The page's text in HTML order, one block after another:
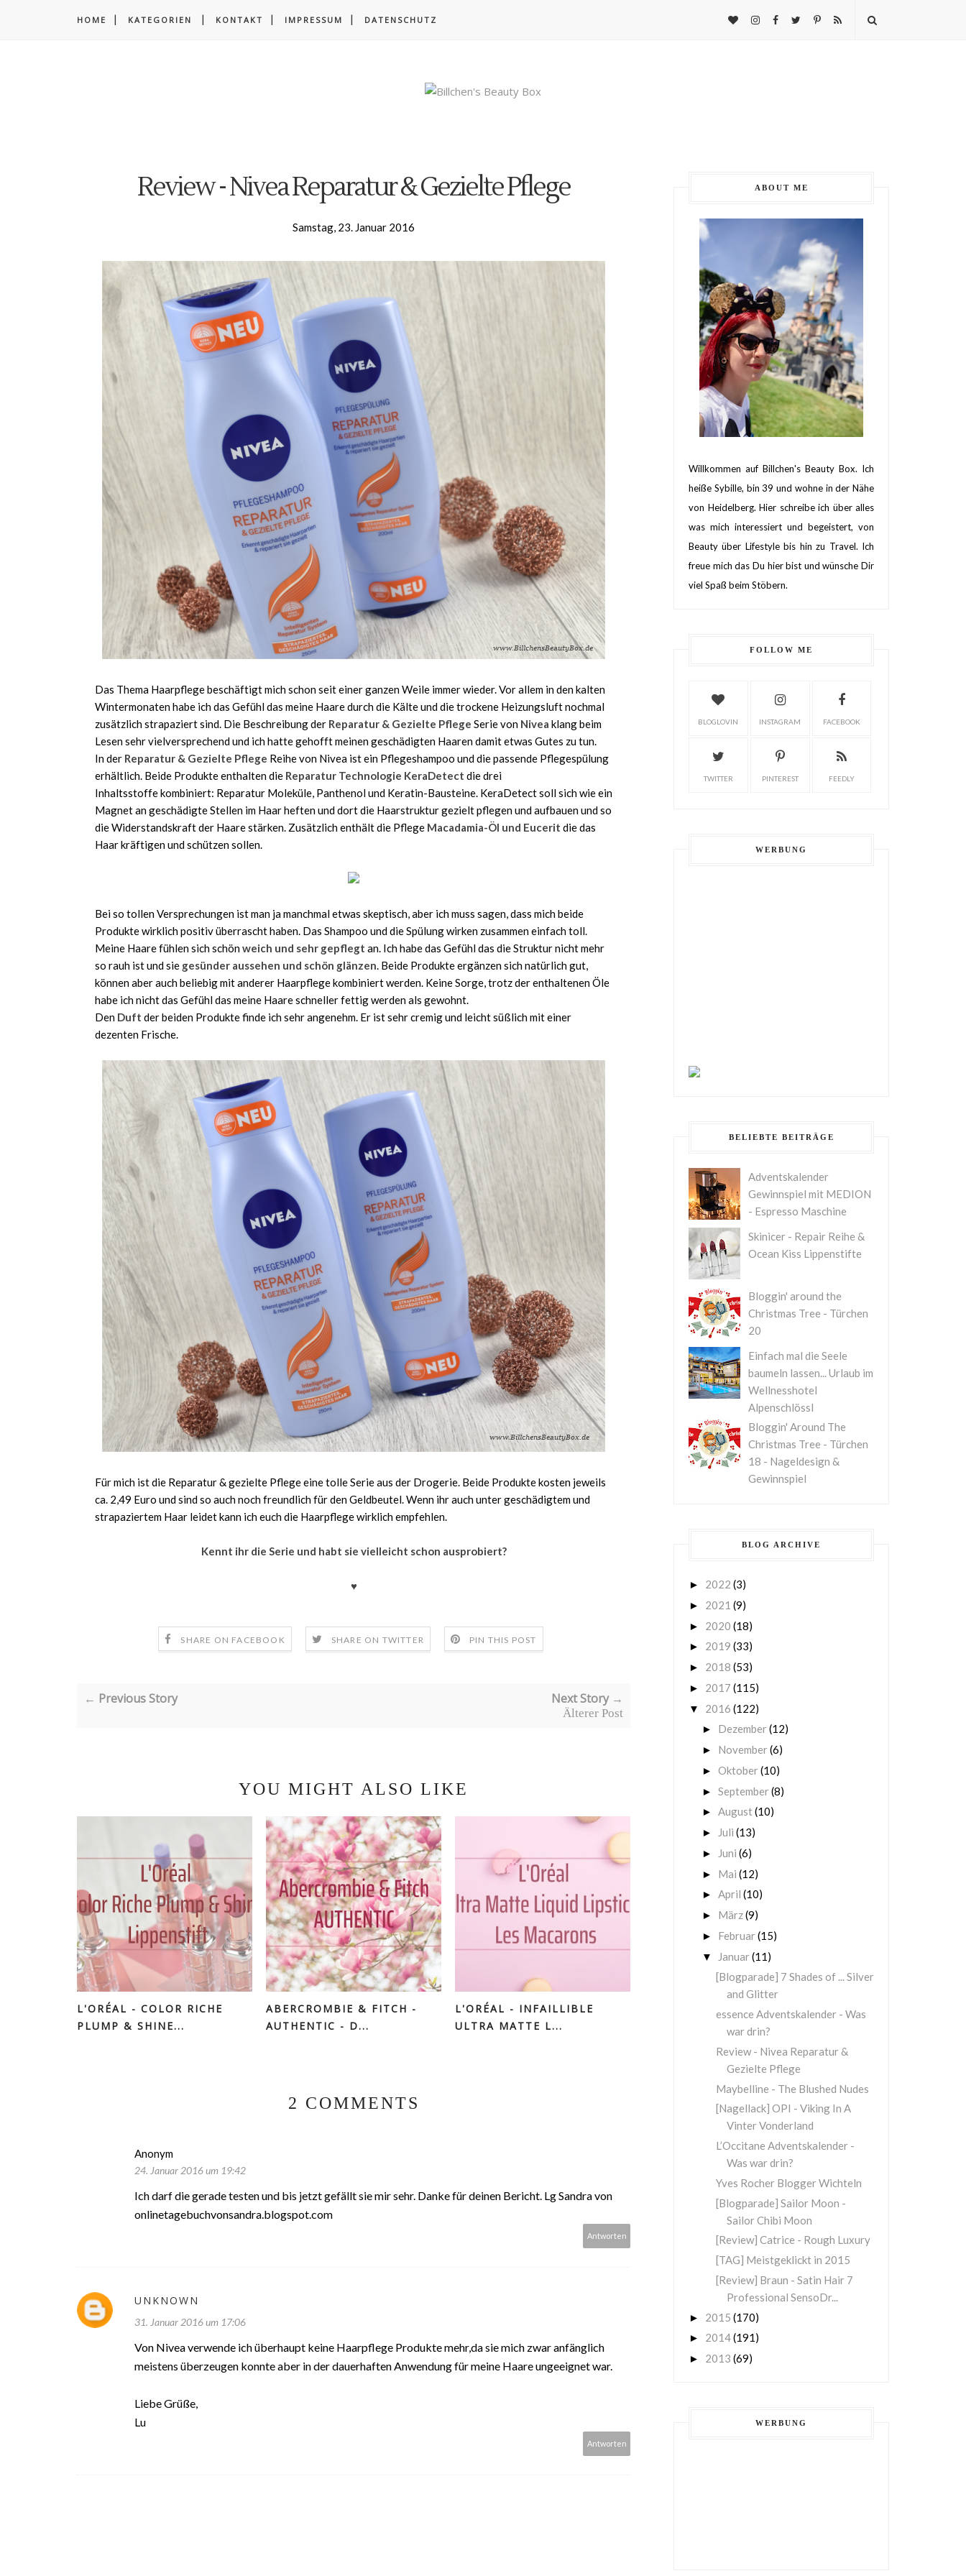
HOME KATEGORIEN KONTAKT IMPRESSUM DATENSCHUTZ
Review - Nivea Reparatur & Gezielte Pflege
Samstag, 23. Januar 2016
Das Thema Haarpflege beschäftigt mich schon seit einer ganzen Weile immer wieder. Vor allem in den kalten
Wintermonaten habe ich das Gefühl das meine Haare durch die Kälte und die trockene Heizungsluft nochmal
zusätzlich strapaziert sind. Die Beschreibung der Reparatur & Gezielte Pflege Serie von Nivea klang beim
Lesen sehr vielversprechend und ich hatte gehofft meinen geschädigten Haaren damit etwas Gutes zu tun.
In der Reparatur & Gezielte Pflege Reihe von Nivea ist ein Pflegeshampoo und die passende Pflegespülung
erhältlich. Beide Produkte enthalten die Reparatur Technologie KeraDetect die drei
Inhaltsstoffe kombiniert: Reparatur Moleküle, Panthenol und Keratin-Bausteine. KeraDetect soll sich wie ein
Magnet an geschädigte Stellen im Haar heften und dort die Haarstruktur gezielt pflegen und aufbauen und so
die Widerstandskraft der Haare stärken. Zusätzlich enthält die Pflege Macadamia-Öl und Eucerit die das
Haar kräftigen und schützen sollen.
Bei so tollen Versprechungen ist man ja manchmal etwas skeptisch, aber ich muss sagen, dass mich beide
Produkte wirklich positiv überrascht haben. Das Shampoo und die Spülung wirken zusammen einfach toll.
Meine Haare fühlen sich schönweich und sehr gepflegt an. Ich habe das Gefühl das die Struktur nicht mehr
so rauh ist und sie gesünder aussehen und schön glänzen. Beide Produkte ergänzen sich natürlich gut,
können aber auch beliebig mit anderer Haarpflege kombiniert werden. Keine Sorge, trotz der enthaltenen Öle
habe ich nicht das Gefühl das meine Haare schneller fettig werden als gewohnt.
Den Duft der beiden Produkte finde ich sehr angenehm. Er ist sehr cremig und leicht süßlich mit einer
dezenten Frische.
Für mich ist die Reparatur & gezielte Pflege eine tolle Serie aus der Drogerie. Beide Produkte kosten jeweils
ca. 2,49 Euro und sind so auch noch freundlich für den Geldbeutel. Wenn ihr auch unter geschädigtem und
strapaziertem Haar leidet kann ich euch die Haarpflege wirklich empfehlen.
Kennt ihr die Serie und habt sie vielleicht schon ausprobiert?
♥
SHARE ON FACEBOOK SHARE ON TWITTER PIN THIS POST
← Previous Story Next Story →
Älterer Post
YOU MIGHT ALSO LIKE
L'ORÉAL - COLOR RICHE
PLUMP & SHINE...
ABERCROMBIE & FITCH -
AUTHENTIC - D...
L'ORÉAL - INFAILLIBLE
ULTRA MATTE L...
2 COMMENTS
Anonym
24. Januar 2016 um 19:42
Ich darf die gerade testen und bis jetzt gefällt sie mir sehr. Danke für deinen Bericht. Lg Sandra von
onlinetagebuchvonsandra.blogspot.com
Antworten
UNKNOWN
31. Januar 2016 um 17:06
Von Nivea verwende ich überhaupt keine Haarpflege Produkte mehr,da sie mich zwar anfänglich
meistens überzeugen konnte aber in der dauerhaften Anwendung für meine Haare ungeeignet war.
Liebe Grüße,
Lu
Antworten
ABOUT ME
Willkommen auf Billchen's Beauty Box. Ich
heiße Sybille, bin 39 und wohne in der Nähe
von Heidelberg. Hier schreibe ich über alles
was mich interessiert und begeistert, von
Beauty über Lifestyle bis hin zu Travel. Ich
freue mich das Du hier bist und wünsche Dir
viel Spaß beim Stöbern.
FOLLOW ME
BLOGLOVIN INSTAGRAM FACEBOOK
TWITTER PINTEREST FEEDLY
WERBUNG
BELIEBTE BEITRÄGE
Adventskalender
Gewinnspiel mit MEDION
- Espresso Maschine
Skinicer - Repair Reihe &
Ocean Kiss Lippenstifte
Bloggin' around the
Christmas Tree - Türchen
20
Einfach mal die Seele
baumeln lassen... Urlaub im
Wellnesshotel
Alpenschlössl
Bloggin' Around The
Christmas Tree - Türchen
18 - Nageldesign &
Gewinnspiel
BLOG ARCHIVE
► 2022 (3)
► 2021 (9)
► 2020 (18)
► 2019 (33)
► 2018 (53)
► 2017 (115)
▼ 2016 (122)
► Dezember(12)
► November(6)
► Oktober(10)
► September(8)
► August(10)
► Juli (13)
► Juni (6)
► Mai (12)
► April (10)
► März(9)
► Februar(15)
▼ Januar(11)
[Blogparade] 7 Shades of ... Silver
and Glitter
essence Adventskalender - Was
war drin?
Review - Nivea Reparatur &
Gezielte Pflege
Maybelline - The Blushed Nudes
[Nagellack] OPI - Viking In A
Vinter Vonderland
L’Occitane Adventskalender -
Was war drin?
Yves Rocher Blogger Wichteln
[Blogparade] Sailor Moon -
Sailor Chibi Moon
[Review] Catrice - Rough Luxury
[TAG] Meistgeklickt in 2015
[Review] Braun - Satin Hair 7
Professional SensoDr...
► 2015 (170)
► 2014(191)
► 2013 (69)
WERBUNG